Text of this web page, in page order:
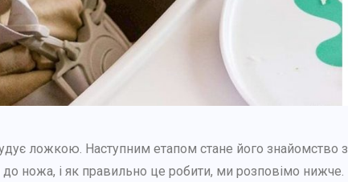
ложкою. Наступним етапом стане його знайомство з
ножа, і як правильно це робити, ми розповімо нижче.